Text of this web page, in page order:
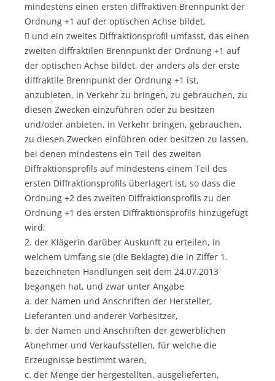
mindestens einen ersten diffraktiven Brennpunkt der
Ordnung +1 auf der optischen Achse bildet,
 und ein zweites Diffraktionsprofil umfasst, das einen
zweiten diffraktilen Brennpunkt der Ordnung +1 auf
der optischen Achse bildet, der anders als der erste
diffraktile Brennpunkt der Ordnung +1 ist,
anzubieten, in Verkehr zu bringen, zu gebrauchen, zu
diesen Zwecken einzuführen oder zu besitzen
und/oder anbieten, in Verkehr bringen, gebrauchen,
zu diesen Zwecken einführen oder besitzen zu lassen,
bei denen mindestens ein Teil des zweiten
Diffraktionsprofils auf mindestens einem Teil des
ersten Diffraktionsprofils überlagert ist, so dass die
Ordnung +2 des zweiten Diffraktionsprofils zu der
Ordnung +1 des ersten Diffraktionsprofils hinzugefügt
wird;
2. der Klägerin darüber Auskunft zu erteilen, in
welchem Umfang sie (die Beklagte) die in Ziffer 1.
bezeichneten Handlungen seit dem 24.07.2013
begangen hat, und zwar unter Angabe
a. der Namen und Anschriften der Hersteller,
Lieferanten und anderer Vorbesitzer,
b. der Namen und Anschriften der gewerblichen
Abnehmer und Verkaufsstellen, für welche die
Erzeugnisse bestimmt waren,
c. der Menge der hergestellten, ausgelieferten,